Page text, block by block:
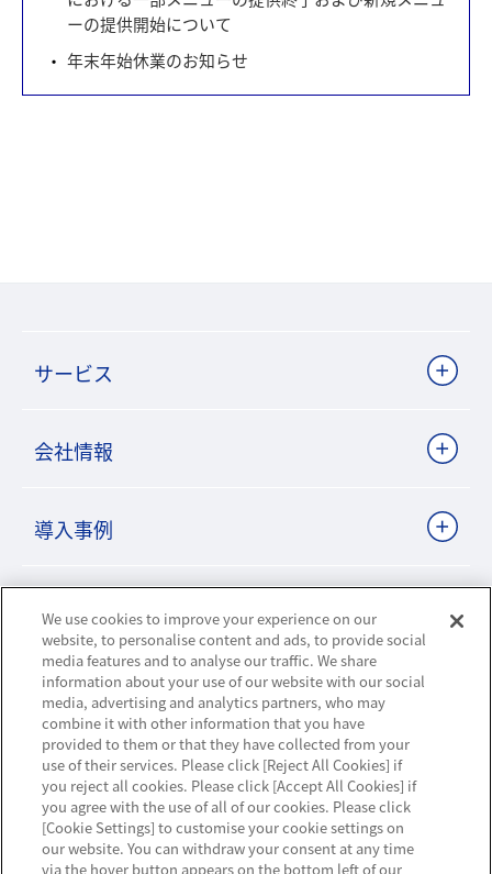
ーの提供開始について
年末年始休業のお知らせ
サービス
会社情報
導入事例
ビジネスパートナーサイト
ニュースリリース
お知らせ
お問い合わせ／サポート
We use cookies to improve your experience on our
website, to personalise content and ads, to provide social
media features and to analyse our traffic. We share
information about your use of our website with our social
media, advertising and analytics partners, who may
combine it with other information that you have
provided to them or that they have collected from your
use of their services. Please click [Reject All Cookies] if
you reject all cookies. Please click [Accept All Cookies] if
you agree with the use of all of our cookies. Please click
[Cookie Settings] to customise your cookie settings on
our website. You can withdraw your consent at any time
via the hover button appears on the bottom left of our